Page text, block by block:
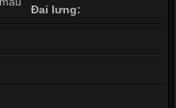
Đai lưng: